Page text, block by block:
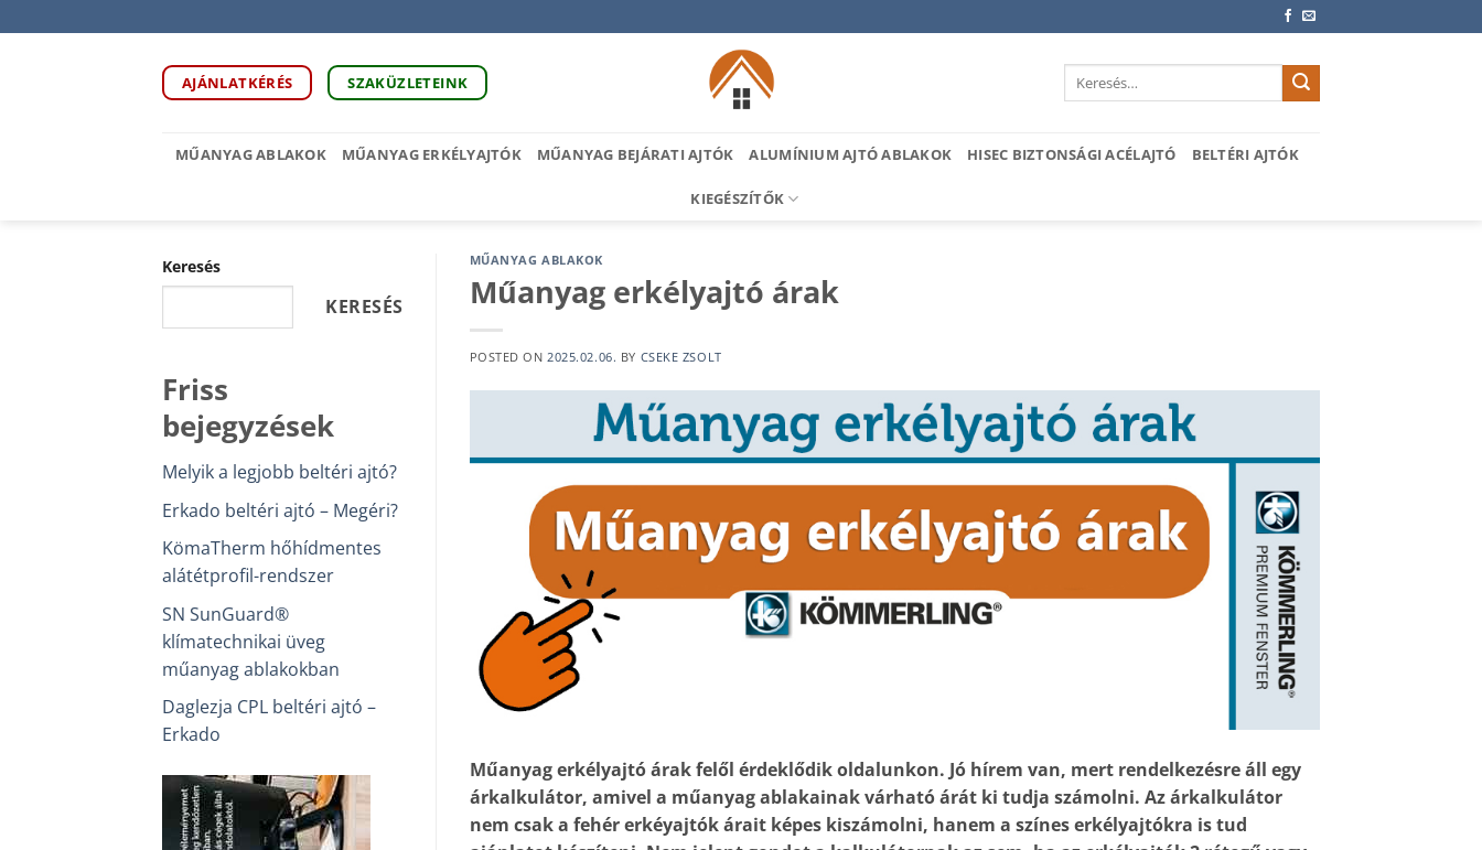
to
AJÁNLATKÉRÉS SZAKÜZLETEINK
Keresés
MŰANYAG ABLAKOK MŰANYAG ERKÉLYAJTÓK MŰANYAG BEJÁRATI AJTÓK ALUMÍNIUM AJTÓ ABLAKOK HISEC BIZTONSÁGI ACÉLAJTÓ BELTÉRI AJTÓK
KIEGÉSZÍTŐK
Keresés
KERESÉS
Friss
bejegyzések
Melyik a legjobb beltéri ajtó?
Erkado beltéri ajtó – Megéri?
KömaTherm hőhídmentes
alátétprofil-rendszer
SN SunGuard®
klímatechnikai üveg
műanyag ablakokban
Daglezja CPL beltéri ajtó –
Erkado
MŰANYAG ABLAKOK
Műanyag erkélyajtó árak
POSTED ON 2025.02.06. BY CSEKE ZSOLT
Műanyag erkélyajtó árak felől érdeklődik oldalunkon. Jó hírem van, mert rendelkezésre áll egy
árkalkulátor, amivel a műanyag ablakainak várható árát ki tudja számolni. Az árkalkulátor
nem csak a fehér erkéyajtók árait képes kiszámolni, hanem a színes erkélyajtókra is tud